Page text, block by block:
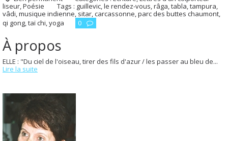
liseur,Poésie Tags : guillevic,le rendez-vous,râga,tabla,tampura,
vâdi,musique indienne, sitar,carcassonne,parc des buttes chaumont,
qi gong,taï chi,yoga 0
À propos
ELLE : "Du ciel de l'oiseau, tirer des fils d'azur / les passer au bleu de...
Lire la suite